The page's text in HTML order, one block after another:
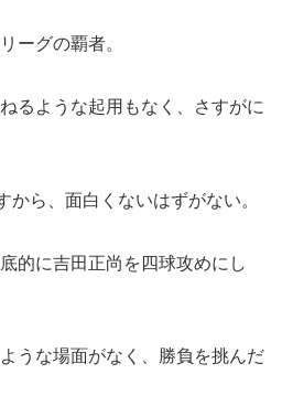
ーグの覇者。
るような起用もなく、さすがに
から、面白くないはずがない。
的に吉田正尚を四球攻めにし
うな場面がなく、勝負を挑んだ